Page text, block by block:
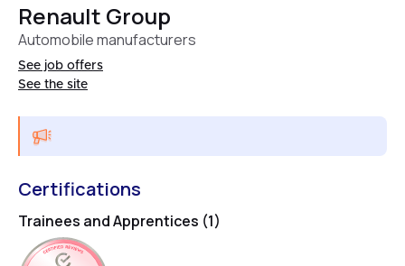
Renault Group
Automobile manufacturers
See job offers
See the site
Certifications
Trainees and Apprentices (1)